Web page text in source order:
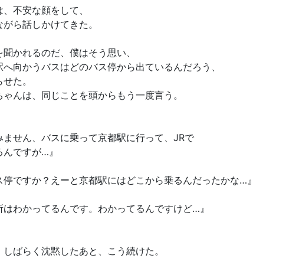
不安な顔をして、
ら話しかけてきた。
かれるのだ、僕はそう思い、
へ向かうバスはどのバス停から出ているんだろう、
た。
んは、同じことを頭からもう一度言う。
ません、バスに乗って京都駅に行って、JRで
ですが…』
停ですか？えーと京都駅にはどこから乗るんだったかな…』
はわかってるんです。わかってるんですけど…』
ばらく沈黙したあと、こう続けた。